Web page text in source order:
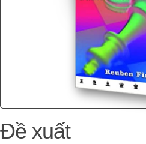
Đề xuất